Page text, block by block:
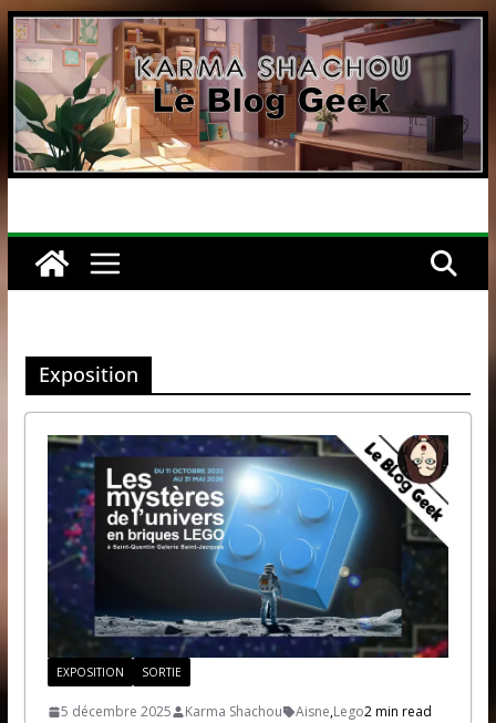
Passer
au
contenu
Exposition
EXPOSITION SORTIE
5 décembre 2025 Karma Shachou Aisne,Lego2 min read